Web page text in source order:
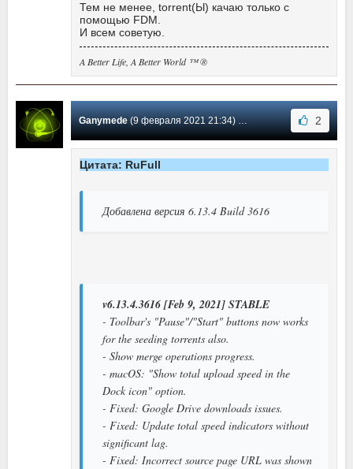
Тем не менее, torrent(Ы) качаю только с
помощью FDM.
И всем советую.
A Better Life, A Better World ™ ®
Ganymede(9 февраля 2021 21:34) Сообщение #524 2
Цитата: RuFull
Добавлена версия 6.13.4 Build 3616
v6.13.4.3616 [Feb 9, 2021] STABLE
- Toolbar's "Pause"/"Start" buttons now works
for the seeding torrents also.
- Show merge operations progress.
- macOS: "Show total upload speed in the
Dock icon" option.
- Fixed: Google Drive downloads issues.
- Fixed: Update total speed indicators without
significant lag.
- Fixed: Incorrect source page URL was shown